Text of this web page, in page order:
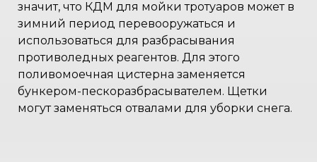
значит, что КДМ для мойки тротуаров может в
зимний период перевооружаться и
использоваться для разбрасывания
противоледных реагентов. Для этого
поливомоечная цистерна заменяется
бункером-пескоразбрасывателем. Щетки
могут заменяться отвалами для уборки снега.